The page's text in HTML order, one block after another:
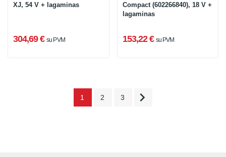
XJ, 54 V + lagaminas
304,69 € su PVM
Compact (602266840), 18 V +
lagaminas
153,22 € su PVM
1 2 3 